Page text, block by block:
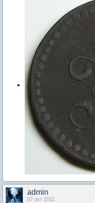
admin
07 окт 2011